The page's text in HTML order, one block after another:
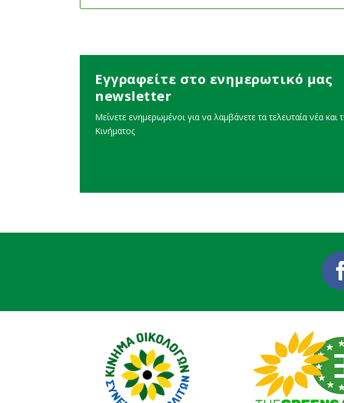
Εγγραφείτε στο ενημερωτικό μας
newsletter
Μείνετε ενημερωμένοι για να λαμβάνετε τα τελευταία νέα και
Κινήματος